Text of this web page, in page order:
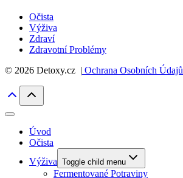
Očista
Výživa
Zdraví
Zdravotní Problémy
© 2026 Detoxy.cz | Ochrana Osobních Údajů
Úvod
Očista
Výživa Toggle child menu
Fermentované Potraviny